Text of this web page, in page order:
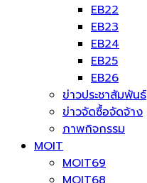
EB22
EB23
EB24
EB25
EB26
ข่าวประชาสัมพันธ์
ข่าวจัดซื้อจัดจ้าง
ภาพกิจกรรม
MOIT
MOIT69